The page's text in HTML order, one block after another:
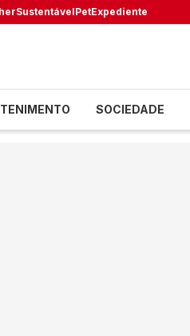
SustentávelPetExpediente
SOCIEDADE